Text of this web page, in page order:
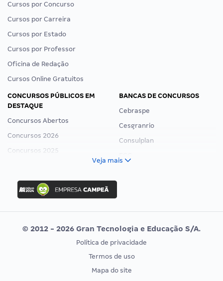
Cursos por Concurso
Cursos por Carreira
Cursos por Estado
Cursos por Professor
Oficina de Redação
Cursos Online Gratuitos
CONCURSOS PÚBLICOS EM
DESTAQUE
Concursos Abertos
Concursos 2026
Concursos 2025
Concurso Ibama
Concurso MPU
Editais publicados
BANCAS DE CONCURSOS
Cebraspe
Cesgranrio
Consulplan
Vunesp
CONCURSOS POR PROFISSÃO
EXAME DE ORDEM
Veja mais
© 2012 - 2026 Gran Tecnologia e Educação S/A.
Política de privacidade
Termos de uso
Mapa do site